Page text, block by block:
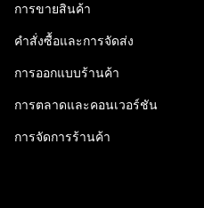
การขายสินค้า
คำสั่งซื้อและการจัดส่ง
การออกแบบร้านค้า
การตลาดและคอนเวอร์ชัน
การจัดการร้านค้า